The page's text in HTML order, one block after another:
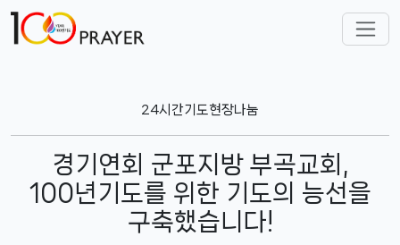
24시간기도현장나눔
경기연회 군포지방 부곡교회,
100년기도를 위한 기도의 능선을
구축했습니다!